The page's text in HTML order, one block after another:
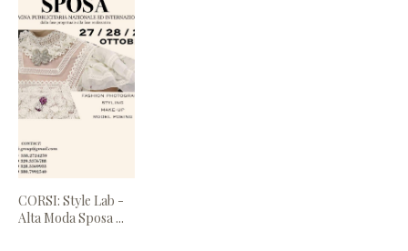
CORSI: Style Lab -
Alta Moda Sposa ...